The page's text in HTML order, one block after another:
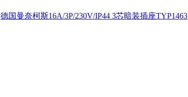
德国曼奈柯斯16A/3P/230V/IP44 3芯暗装插座TYP1463